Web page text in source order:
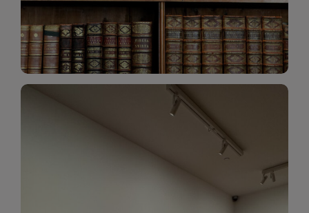
Katalog Zbiorów
Galeria Zdjęć
wspomnienia z wydarzeń, spotkań i projektów